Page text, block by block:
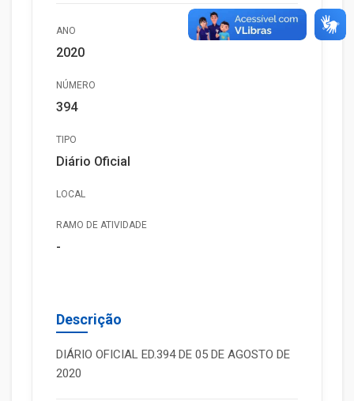
ANO
2020
NÚMERO
394
TIPO
Diário Oficial
LOCAL
RAMO DE ATIVIDADE
-
Descrição
DIÁRIO OFICIAL ED.394 DE 05 DE AGOSTO DE
2020